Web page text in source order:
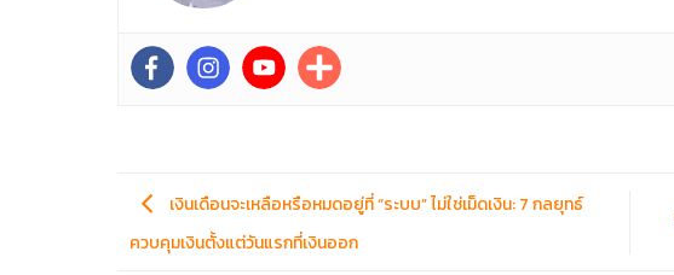
เงินเดือนจะเหลือหรือหมดอยู่ที่ “ระบบ” ไม่ใช่เม็ดเงิน: 7 กลยุทธ์
ควบคุมเงินตั้งแต่วันแรกที่เงินออก